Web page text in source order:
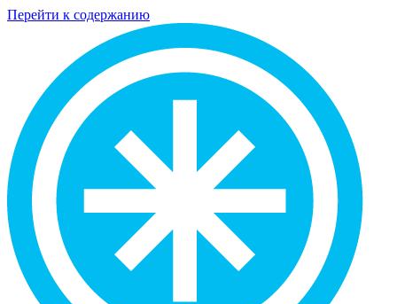
Перейти к содержанию